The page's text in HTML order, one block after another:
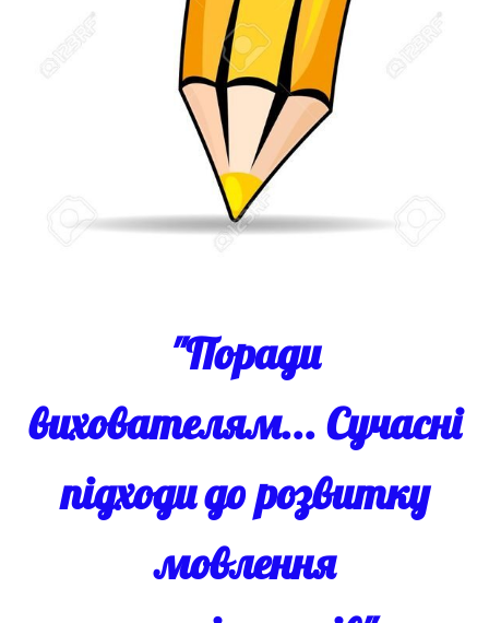
"Поради
вихователям... Сучасні
підходи до розвитку
мовлення